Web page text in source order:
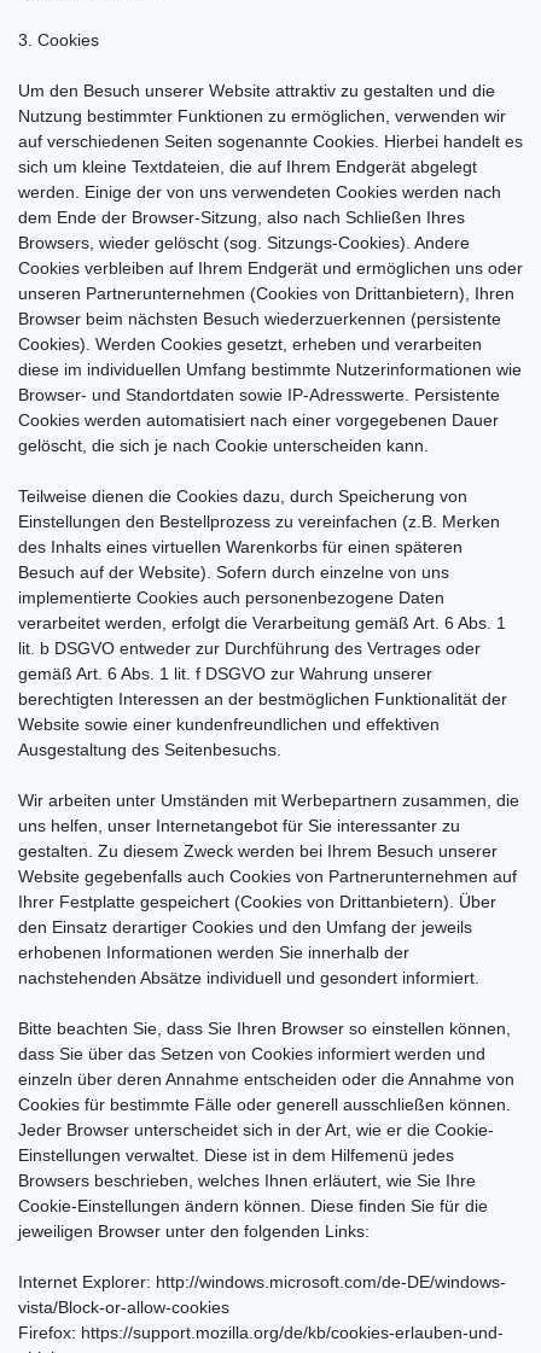
3. Cookies
Um den Besuch unserer Website attraktiv zu gestalten und die
Nutzung bestimmter Funktionen zu ermöglichen, verwenden wir
auf verschiedenen Seiten sogenannte Cookies. Hierbei handelt es
sich um kleine Textdateien, die auf Ihrem Endgerät abgelegt
werden. Einige der von uns verwendeten Cookies werden nach
dem Ende der Browser-Sitzung, also nach Schließen Ihres
Browsers, wieder gelöscht (sog. Sitzungs-Cookies). Andere
Cookies verbleiben auf Ihrem Endgerät und ermöglichen uns oder
unseren Partnerunternehmen (Cookies von Drittanbietern), Ihren
Browser beim nächsten Besuch wiederzuerkennen (persistente
Cookies). Werden Cookies gesetzt, erheben und verarbeiten
diese im individuellen Umfang bestimmte Nutzerinformationen wie
Browser- und Standortdaten sowie IP-Adresswerte. Persistente
Cookies werden automatisiert nach einer vorgegebenen Dauer
gelöscht, die sich je nach Cookie unterscheiden kann.
Teilweise dienen die Cookies dazu, durch Speicherung von
Einstellungen den Bestellprozess zu vereinfachen (z.B. Merken
des Inhalts eines virtuellen Warenkorbs für einen späteren
Besuch auf der Website). Sofern durch einzelne von uns
implementierte Cookies auch personenbezogene Daten
verarbeitet werden, erfolgt die Verarbeitung gemäß Art. 6 Abs. 1
lit. b DSGVO entweder zur Durchführung des Vertrages oder
gemäß Art. 6 Abs. 1 lit. f DSGVO zur Wahrung unserer
berechtigten Interessen an der bestmöglichen Funktionalität der
Website sowie einer kundenfreundlichen und effektiven
Ausgestaltung des Seitenbesuchs.
Wir arbeiten unter Umständen mit Werbepartnern zusammen, die
uns helfen, unser Internetangebot für Sie interessanter zu
gestalten. Zu diesem Zweck werden bei Ihrem Besuch unserer
Website gegebenfalls auch Cookies von Partnerunternehmen auf
Ihrer Festplatte gespeichert (Cookies von Drittanbietern). Über
den Einsatz derartiger Cookies und den Umfang der jeweils
erhobenen Informationen werden Sie innerhalb der
nachstehenden Absätze individuell und gesondert informiert.
Bitte beachten Sie, dass Sie Ihren Browser so einstellen können,
dass Sie über das Setzen von Cookies informiert werden und
einzeln über deren Annahme entscheiden oder die Annahme von
Cookies für bestimmte Fälle oder generell ausschließen können.
Jeder Browser unterscheidet sich in der Art, wie er die Cookie-
Einstellungen verwaltet. Diese ist in dem Hilfemenü jedes
Browsers beschrieben, welches Ihnen erläutert, wie Sie Ihre
Cookie-Einstellungen ändern können. Diese finden Sie für die
jeweiligen Browser unter den folgenden Links:
Internet Explorer: http://windows.microsoft.com/de-DE/windows-
vista/Block-or-allow-cookies
Firefox: https://support.mozilla.org/de/kb/cookies-erlauben-und-